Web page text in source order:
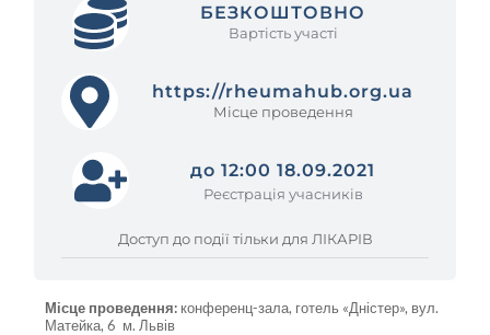
БЕЗКОШТОВНО
Вартість участі
https://rheumahub.org.ua
Місце проведення
до 12:00 18.09.2021
Реєстрація учасників
Доступ до події тільки для ЛІКАРІВ
Місце проведення: конференц-зала, готель «Дністер», вул.
Матейка, 6  м. Львів